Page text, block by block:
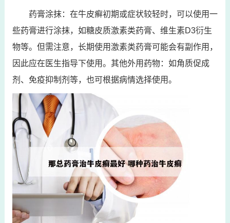
药膏涂抹：在牛皮癣初期或症状较轻时，可以使用一
些药膏进行涂抹，如糖皮质激素类药膏、维生素D3衍生
物等。但需注意，长期使用激素类药膏可能会有副作用，
因此应在医生指导下使用。其他外用药物：如角质促成
剂、免疫抑制剂等，也可根据病情选择使用。